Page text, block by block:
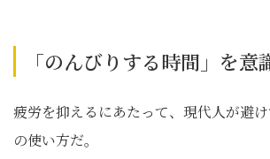
「のんびりする時間」を意
疲労を抑えるにあたって、現代人が避
の使い方だ。